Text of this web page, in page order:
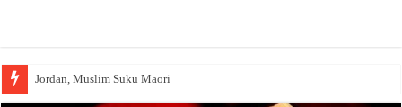
Jordan, Muslim Suku Maori